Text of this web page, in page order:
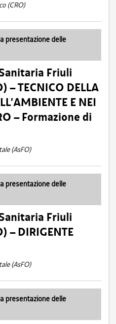
(CRO)
presentazione delle
Friuli
– TECNICO DELLA
E NEI
– Formazione di
(AsFO)
presentazione delle
Friuli
– DIRIGENTE
(AsFO)
presentazione delle